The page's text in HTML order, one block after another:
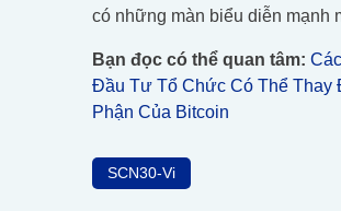
có những màn biểu diễn mạnh
Bạn đọc có thể quan tâm:
Đầu Tư Tổ Chức Có Thể Thay
Phận Của Bitcoin
SCN30-Vi